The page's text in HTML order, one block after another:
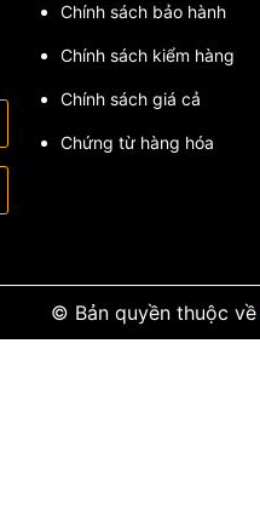
Chính sách bảo hành
Chính sách kiểm hàng
Chính sách giá cả
Chứng từ hàng hóa
© Bản quyền thuộc về